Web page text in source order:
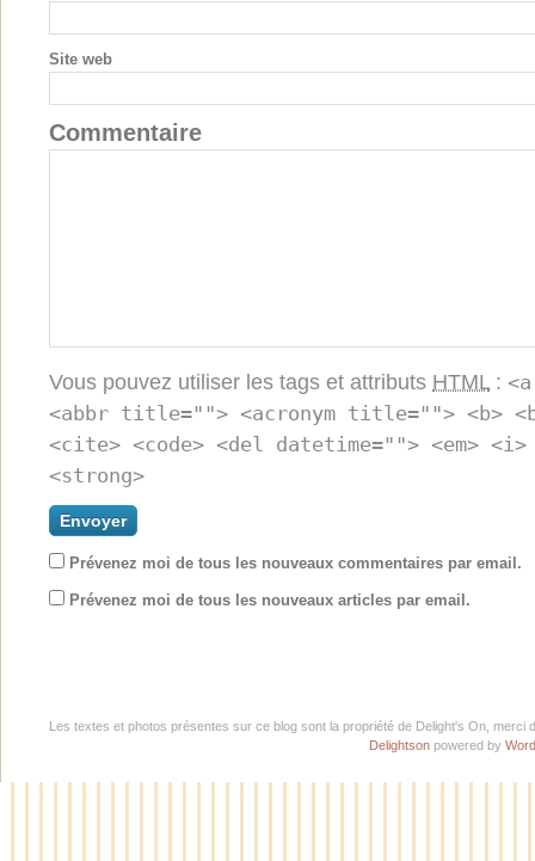
Site web
Commentaire
Vous pouvez utiliser les tags et attributs HTML:
<abbr title=""> <acronym title=""> <b>
<cite> <code> <del datetime=""> <em>
<strong>
Prévenez moi de tous les nouveaux commentaires par email.
Prévenez moi de tous les nouveaux articles par email.
Les textes et photos présentes sur ce blog sont la propriété de Delight's On,
Delightson powered by